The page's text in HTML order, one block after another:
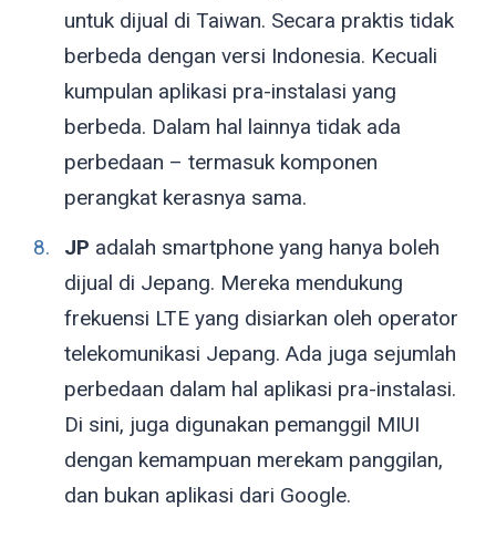
untuk dijual di Taiwan. Secara praktis tidak
berbeda dengan versi Indonesia. Kecuali
kumpulan aplikasi pra-instalasi yang
berbeda. Dalam hal lainnya tidak ada
perbedaan – termasuk komponen
perangkat kerasnya sama.
JP adalah smartphone yang hanya boleh
dijual di Jepang. Mereka mendukung
frekuensi LTE yang disiarkan oleh operator
telekomunikasi Jepang. Ada juga sejumlah
perbedaan dalam hal aplikasi pra-instalasi.
Di sini, juga digunakan pemanggil MIUI
dengan kemampuan merekam panggilan,
dan bukan aplikasi dari Google.